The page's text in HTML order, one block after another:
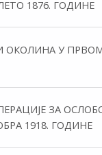
1876. ГОДИНЕ
ОКОЛИНА У
ЗА
1918. ГОДИНЕ